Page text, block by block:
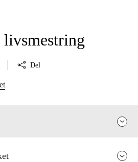
livsmestring
Del